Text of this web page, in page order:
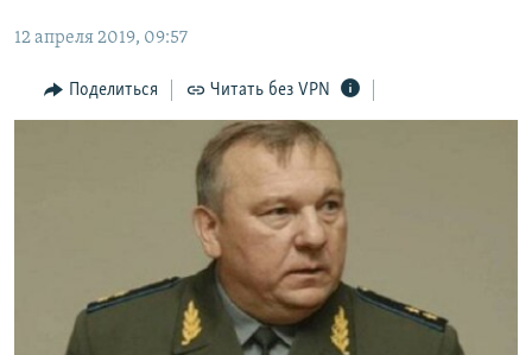
Вернутся
поиску
ИНТЕРАКТИВ
ИНФОГРАФИКА
ТЕЛЕПРОЕКТ КРЫМ.РЕАЛИИ
СОВЕТЫ ПРАВОЗАЩИТНИКОВ
ПРОПАВШИЕ БЕЗ ВЕСТИ
ПОБЕДИТЕЛЕЙ НЕ СУДЯТ?
КРЫМ.НЕПОКОРЕННЫЙ
РАДІО СВОБОДА
КАК ОБОЙТИ БЛОКИРОВКУ
12 апреля 2019, 09:57
Поделиться Читать без VPN